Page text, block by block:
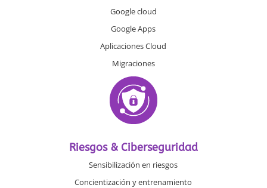
Google cloud
Google Apps
Aplicaciones Cloud
Migraciones
Riesgos & Ciberseguridad
Sensibilización en riesgos
Concientización y entrenamiento